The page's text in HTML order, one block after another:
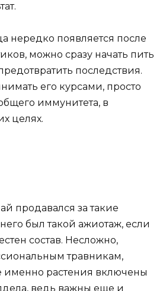
нередко появляется после
можно сразу начать пить
последствия.
его курсами, просто
иммунитета, в
целях.
продавался за такие
был такой ажиотаж, если
состав. Несложно,
травникам,
именно растения включены
ведь важны еще и